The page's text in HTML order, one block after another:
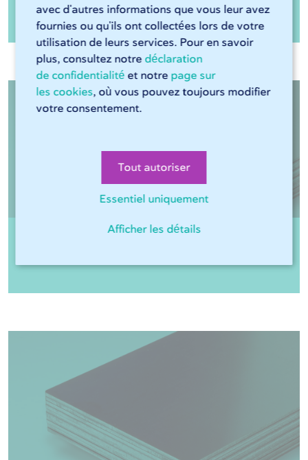
avec d'autres informations que vous leur avez
fournies ou qu'ils ont collectées lors de votre
utilisation de leurs services. Pour en savoir
plus, consultez notre déclaration
de confidentialité et notre page sur
les cookies, où vous pouvez toujours modifier
votre consentement.
Tout autoriser
Essentiel uniquement
Afficher les détails
Tôle S355MC LAC décapée huilée